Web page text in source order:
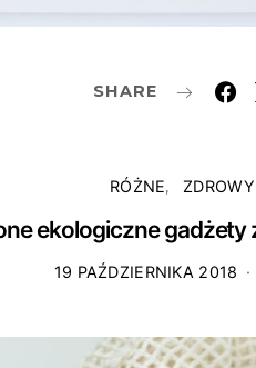
SHARE
RÓŻNE
ekologiczne gadżety
19 PAŹDZIERNIKA 2018